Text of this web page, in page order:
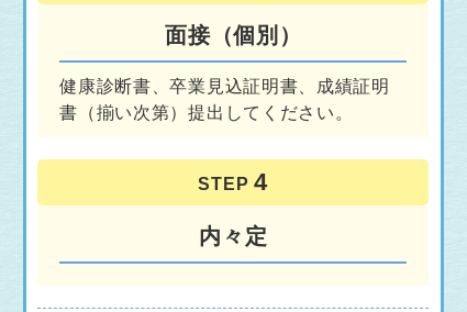
面接（個別）
健康診断書、卒業見込証明書、成績証明
書（揃い次第）提出してください。
STEP
内々定